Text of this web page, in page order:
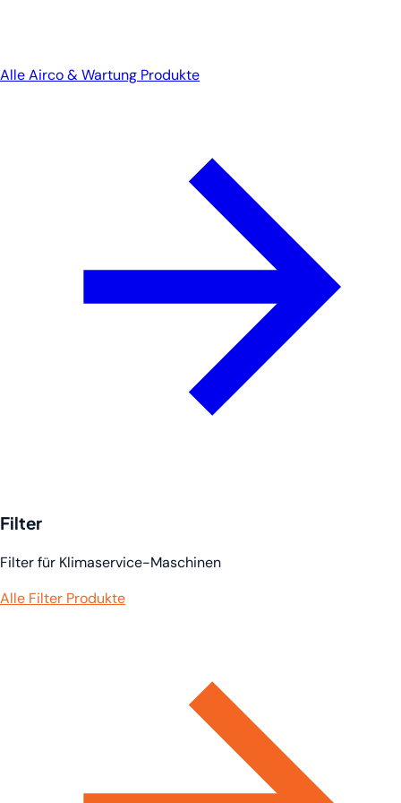
Alle Airco & Wartung Produkte
Filter
Filter für Klimaservice-Maschinen
Alle Filter Produkte